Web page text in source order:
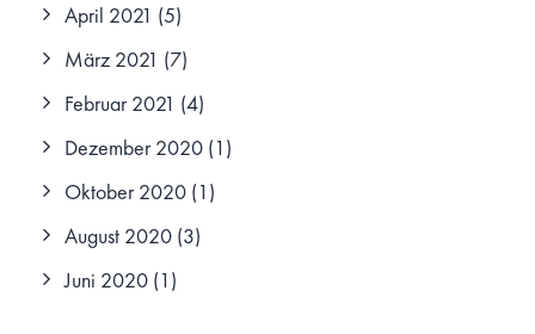
April 2021 (5)
März 2021 (7)
Februar 2021 (4)
Dezember 2020 (1)
Oktober 2020 (1)
August 2020 (3)
Juni 2020 (1)